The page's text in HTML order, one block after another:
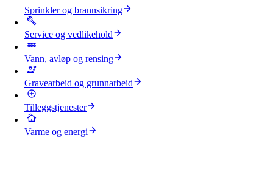
Sprinkler og brannsikring
Service og vedlikehold
Vann, avløp og rensing
Gravearbeid og grunnarbeid
Tilleggstjenester
Varme og energi